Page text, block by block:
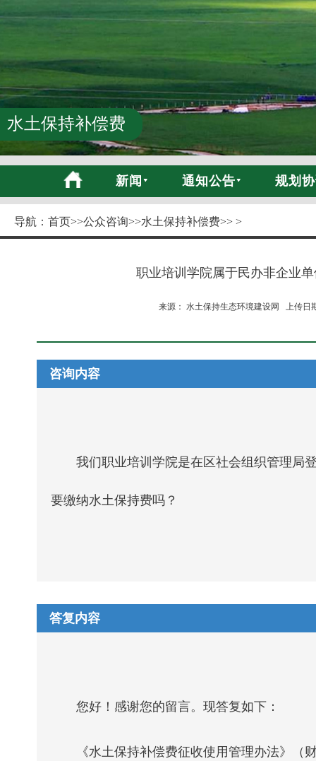
水土保持补偿费
新闻 通知公告 规划
导航： 首页>>公众咨询>>水土保持补偿费>> >
职业培训学院属于民办非企业
来源： 水土保持生态环境建设网 上传日
咨询内容
我们职业培训学院是在区社会组织管理局
要缴纳水土保持费吗？
答复内容
您好！感谢您的留言。现答复如下：
《水土保持补偿费征收使用管理办法》（